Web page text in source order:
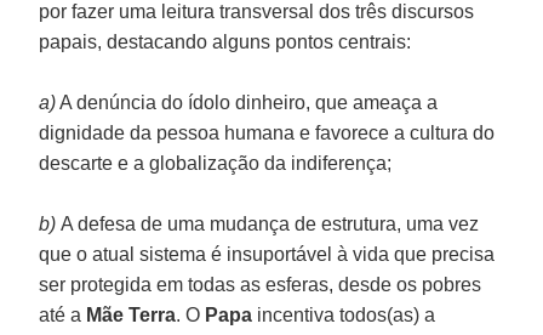
por fazer uma leitura transversal dos três discursos
papais, destacando alguns pontos centrais:
a)A denúncia do ídolo dinheiro, que ameaça a
dignidade da pessoa humana e favorece a cultura do
descarte e a globalização da indiferença;
b)A defesa de uma mudança de estrutura, uma vez
que o atual sistema é insuportável à vida que precisa
ser protegida em todas as esferas, desde os pobres
até a Mãe Terra. O Papa incentiva todos(as) a